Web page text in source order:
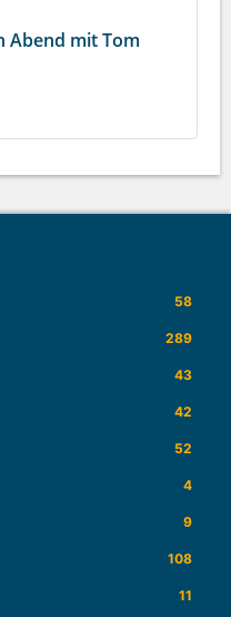
Abend mit Tom
58
289
43
42
52
4
9
108
11